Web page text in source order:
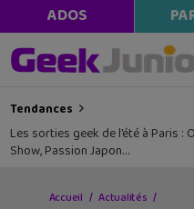
ADOS
Tendances
Les sorties geek de l’été à Paris :
Show, Passion Japon…
Accueil
Actualités